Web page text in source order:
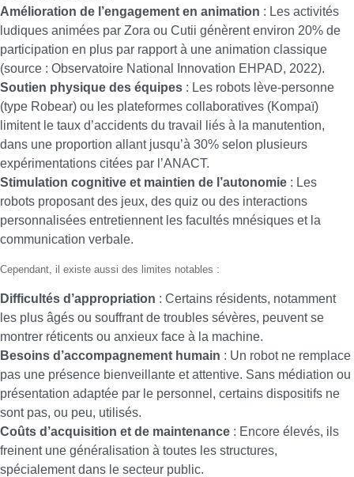
Amélioration de l’engagement en animation : Les activités
ludiques animées par Zora ou Cutii génèrent environ 20% de
participation en plus par rapport à une animation classique
(source : Observatoire National Innovation EHPAD, 2022).
Soutien physique des équipes : Les robots lève-personne
(type Robear) ou les plateformes collaboratives (Kompaï)
limitent le taux d’accidents du travail liés à la manutention,
dans une proportion allant jusqu’à 30% selon plusieurs
expérimentations citées par l’ANACT.
Stimulation cognitive et maintien de l’autonomie : Les
robots proposant des jeux, des quiz ou des interactions
personnalisées entretiennent les facultés mnésiques et la
communication verbale.
Cependant, il existe aussi des limites notables :
Difficultés d’appropriation : Certains résidents, notamment
les plus âgés ou souffrant de troubles sévères, peuvent se
montrer réticents ou anxieux face à la machine.
Besoins d’accompagnement humain : Un robot ne remplace
pas une présence bienveillante et attentive. Sans médiation ou
présentation adaptée par le personnel, certains dispositifs ne
sont pas, ou peu, utilisés.
Coûts d’acquisition et de maintenance : Encore élevés, ils
freinent une généralisation à toutes les structures,
spécialement dans le secteur public.